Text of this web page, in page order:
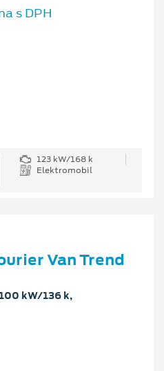
s DPH
123 kW/168 k
Elektromobil
Van Trend
kW/136 k,